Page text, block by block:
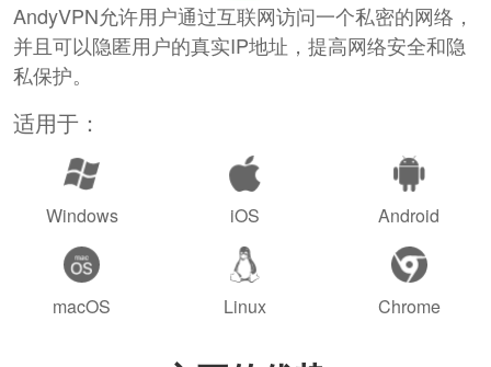
AndyVPN允许用户通过互联网访问一个私密的网络，
并且可以隐匿用户的真实IP地址，提高网络安全和隐
私保护。
适用于：
Windows iOS Android
macOS Linux Chrome